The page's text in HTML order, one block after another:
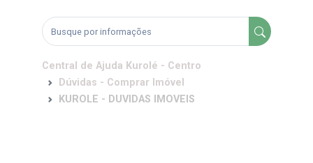
Central de Ajuda Kurolé - Centro
Dúvidas - Comprar Imóvel
KUROLE - DUVIDAS IMOVEIS